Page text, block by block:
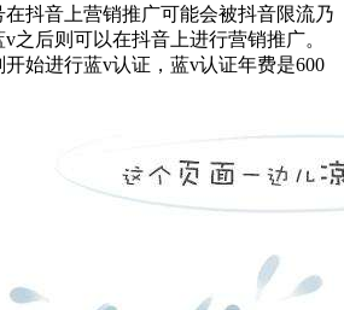
抖音上营销推广可能会被抖音限流乃
之后则可以在抖音上进行营销推广。
始进行蓝v认证，蓝v认证年费是600